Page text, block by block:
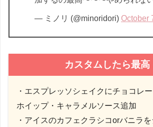
— ミノリ (@minoridori) October
カスタムしたら最高
・エスプレッソシェイクにチョコレ
ホイップ・キャラメルソース追加
・アイスのカフェクラシコorバニラを